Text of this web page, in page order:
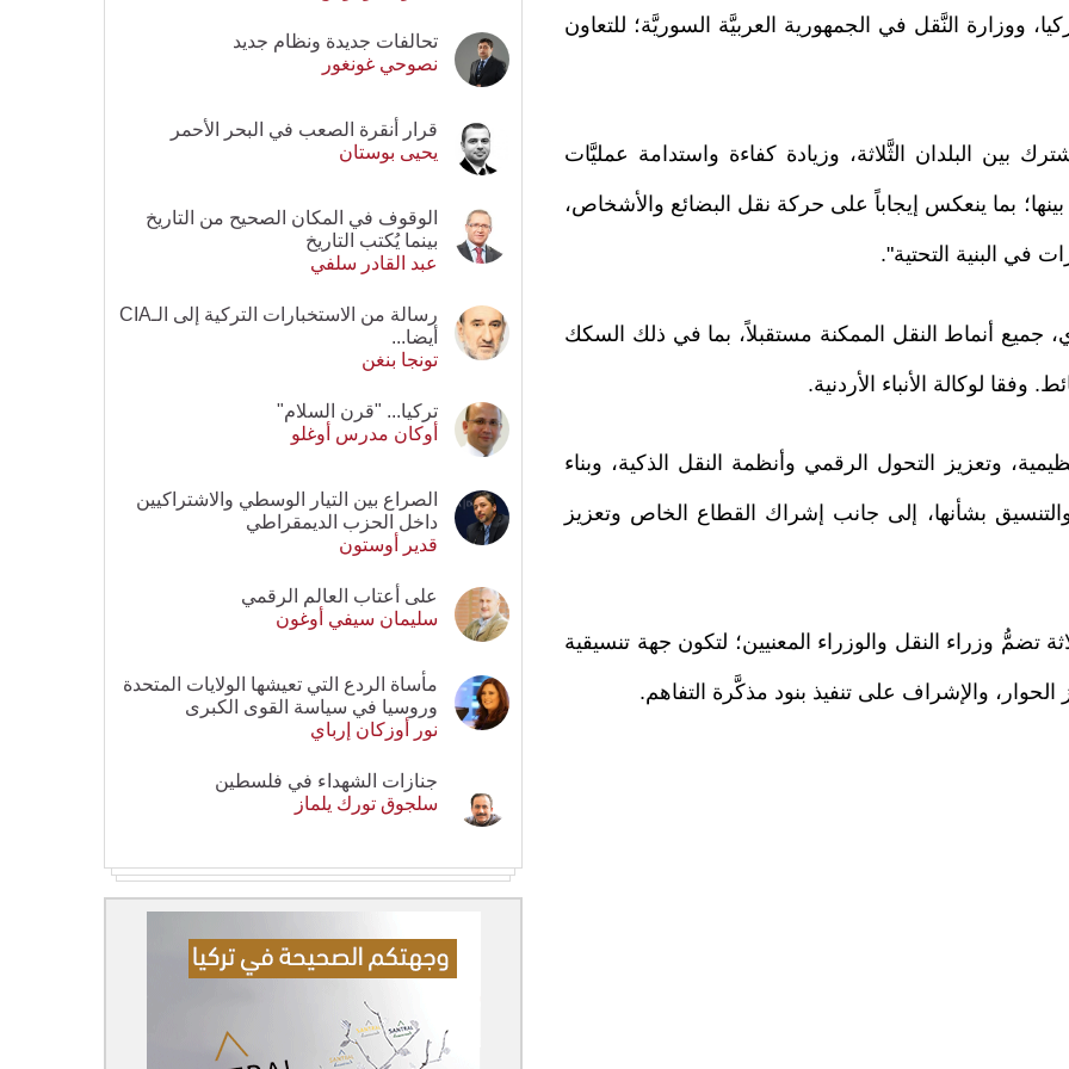
ووزارة النَّقل في الجمهورية العربيَّة السوريَّة؛ للتعاون
بين البلدان الثَّلاثة، وزيادة كفاءة واستدامة عمليَّات
بينها؛ بما ينعكس إيجاباً على حركة نقل البضائع والأشخاص،
في البنية التحتية".
جميع أنماط النقل الممكنة مستقبلاً، بما في ذلك السكك
لوكالة الأنباء الأردنية.
وتعزيز التحول الرقمي وأنظمة النقل الذكية، وبناء
بشأنها، إلى جانب إشراك القطاع الخاص وتعزيز
وزراء النقل والوزراء المعنيين؛ لتكون جهة تنسيقية
الحوار، والإشراف على تنفيذ بنود مذكَّرة التفاهم.
تحالفات جديدة ونظام جديد
نصوحي غونغور
قرار أنقرة الصعب في البحر الأحمر
يحيى بوستان
الوقوف في المكان الصحيح من التاريخ
بينما يُكتب التاريخ
عبد القادر سلفي
رسالة من الاستخبارات التركية إلى الـCIA
أيضا...
تونجا بنغن
تركيا... "قرن السلام"
أوكان مدرس أوغلو
الصراع بين التيار الوسطي والاشتراكيين
داخل الحزب الديمقراطي
قدير أوستون
على أعتاب العالم الرقمي
سليمان سيفي أوغون
مأساة الردع التي تعيشها الولايات المتحدة
وروسيا في سياسة القوى الكبرى
نور أوزكان إرباي
جنازات الشهداء في فلسطين
سلجوق تورك يلماز